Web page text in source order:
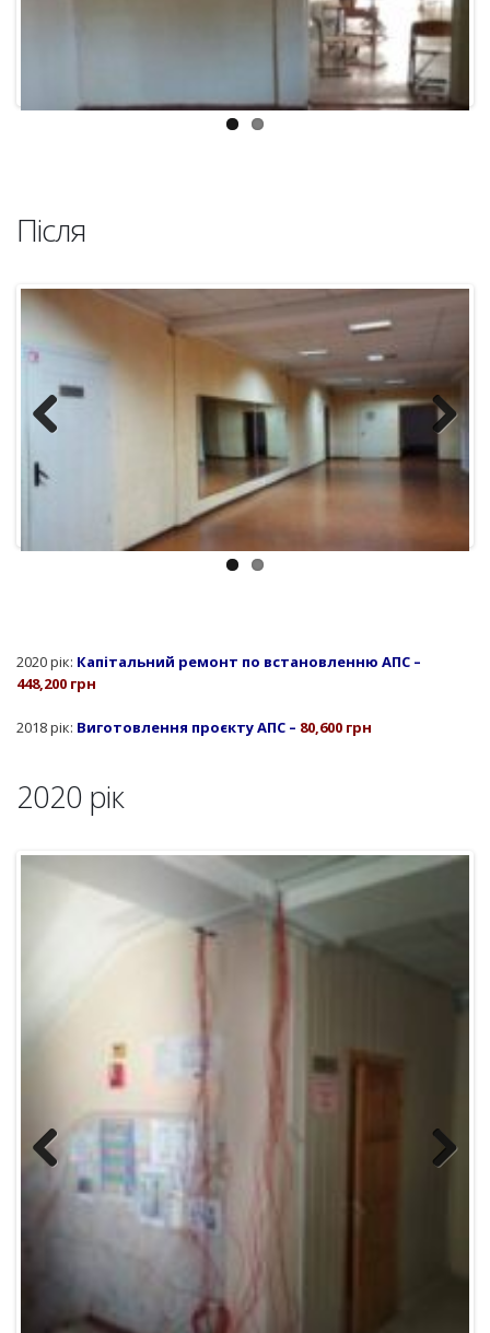
Після
Previous Next
2020 рік:Капітальний ремонт по встановленню АПС –
448,200 грн
2018 рік: Виготовлення проєкту АПС – 80,600 грн
2020 рік
Previous Next